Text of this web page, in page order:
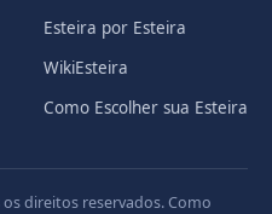
Esteira por Esteira
WikiEsteira
Como Escolher sua Esteira
direitos reservados. Como